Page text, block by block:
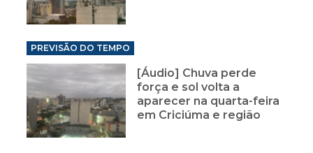
PREVISÃO DO TEMPO
[Áudio] Chuva perde
força e sol volta a
aparecer na quarta-feira
em Criciúma e região